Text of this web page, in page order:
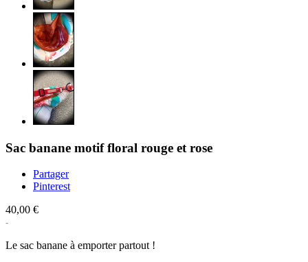
Sac banane motif floral rouge et rose
Partager
Pinterest
40,00 €
Le sac banane à emporter partout !